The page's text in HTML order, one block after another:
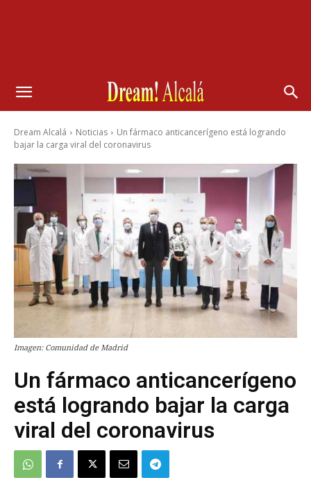
Dream Alcalá Noticias
Un fármaco anticancerígeno está logrando
bajar la carga viral del coronavirus
Imagen: Comunidad de Madrid
Un fármaco anticancerígeno
está logrando bajar la carga
viral del coronavirus